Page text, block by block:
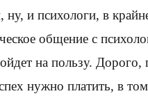
ну, и психологи, в
общение с
на пользу. Дорого,
нужно платить, в